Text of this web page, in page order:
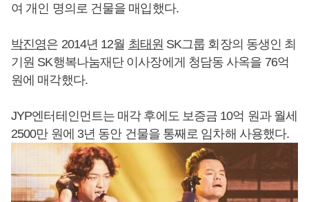
여 개인 명의로 건물을 매입했다.
박진영은 2014년 12월 최태원 SK그룹 회장의 동생인 최
기원 SK행복나눔재단 이사장에게 청담동 사옥을 76억
원에 매각했다.
JYP엔터테인먼트는 매각 후에도 보증금 10억 원과 월세
2500만 원에 3년 동안 건물을 통째로 임차해 사용했다.